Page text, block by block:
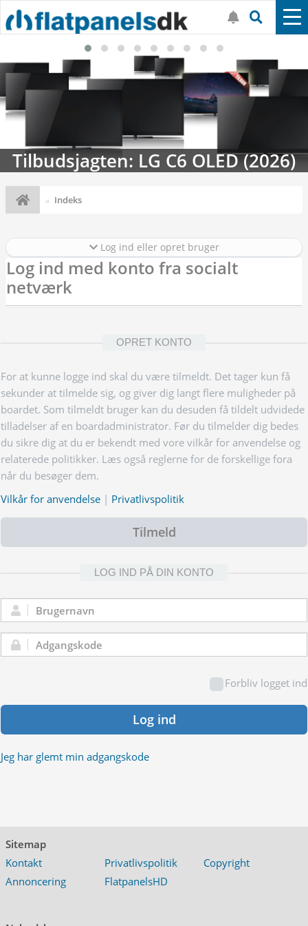
Tilbudsjagten: LG C6 OLED (2026)
Indeks
Log ind eller opret bruger
Log ind med konto fra socialt
netværk
OPRET KONTO
For at kunne logge ind skal du være tilmeldt. Det tager kun få
sekunder at tilmelde sig, og giver dig langt flere muligheder på
boardet. Som tilmeldt bruger kan du desuden få tildelt udvidede
tilladelser af en boardadministrator. Før du tilmelder dig bedes
du sikre dig at du er bekendt med vore vilkår for anvendelse og
relaterede politikker. Læs også reglerne for de forskellige fora
når du besøger dem.
Vilkår for anvendelse | Privatlivspolitik
Tilmeld
LOG IND PÅ DIN KONTO
Brugernavn:
Adgangskode:
Forbliv logget ind
Log ind
Jeg har glemt min adgangskode
Sitemap
Kontakt
Privatlivspolitik
Copyright
Annoncering
FlatpanelsHD